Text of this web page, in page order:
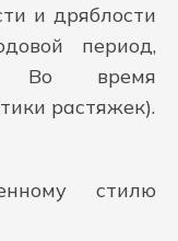
и дряблости
период,
Во время
растяжек).
стилю